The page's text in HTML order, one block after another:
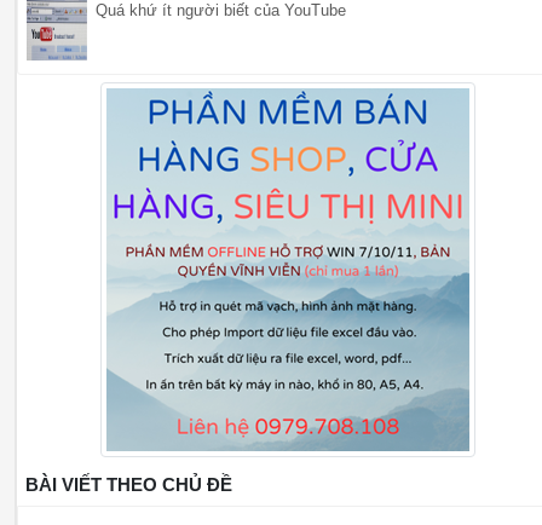
Quá khứ ít người biết của YouTube
BÀI VIẾT THEO CHỦ ĐỀ